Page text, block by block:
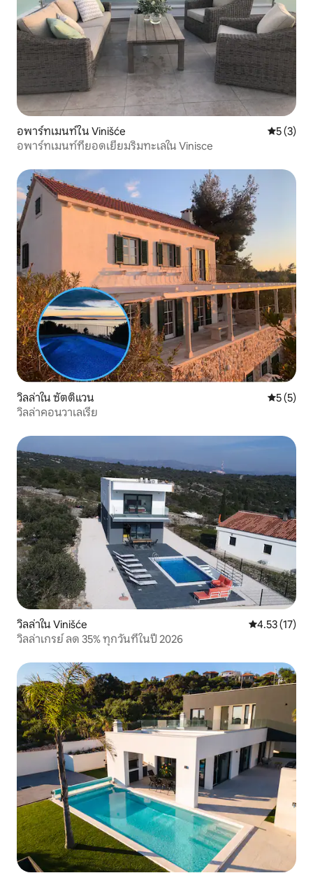
อพาร์ทเมนท์ใน Vinišće คะแนนเฉ
5 (3)
อพาร์ทเมนท์ที่ยอดเยี่ยมริมทะเลใน Vinisce
วิลล่าใน ซัตติแวน คะแนนเฉ
5 (5)
วิลล่าคอนวาเลเรีย
วิลล่าใน Vinišće คะแนนเฉลี่ย
4.53 (17)
วิลล่าเกรย์ ลด 35% ทุกวันที่ในปี 2026